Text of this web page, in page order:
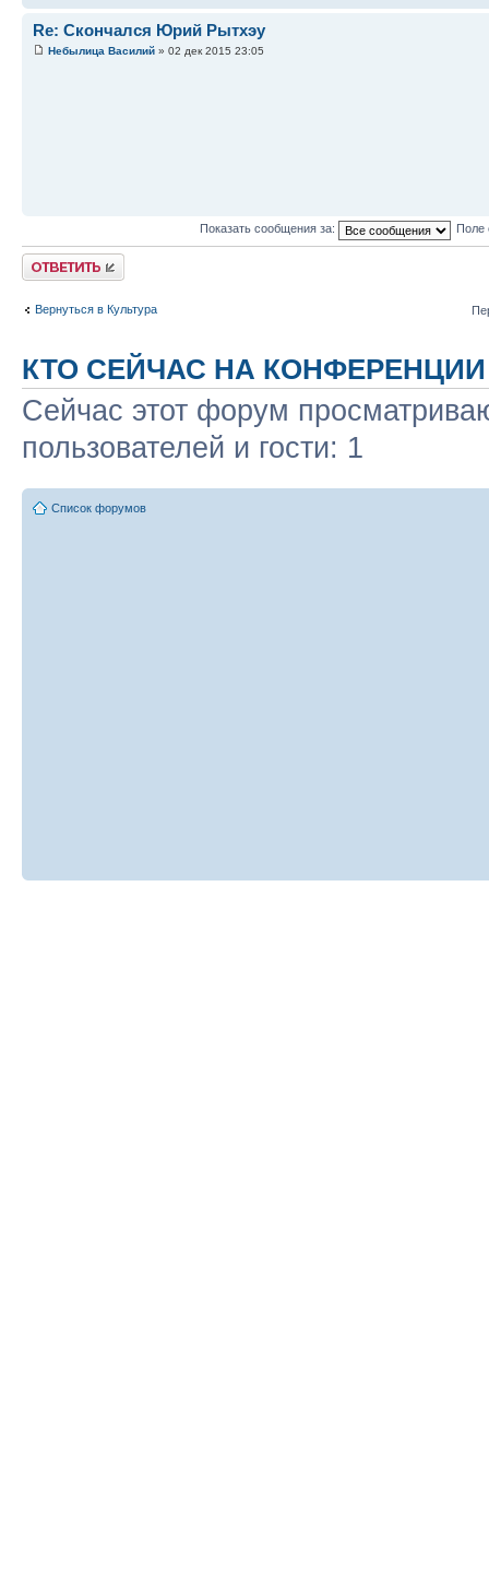
Re: Скончался Юрий Рытхэу
Небылица Василий » 02 дек 2015 23:05
Показать сообщения за: Поле
Ответить
Вернуться в Культура
КТО СЕЙЧАС НА КОНФЕРЕНЦИИ
Сейчас этот форум
пользователей и гости: 1
Список форумов